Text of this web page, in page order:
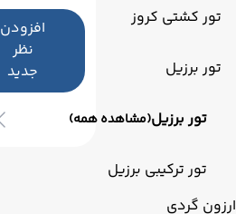
تور کشتی کروز
تور برزیل
تور برزیل(مشاهده همه)
تور ترکیبی برزیل
ارزون گردی
افزودن
نظر
جدید